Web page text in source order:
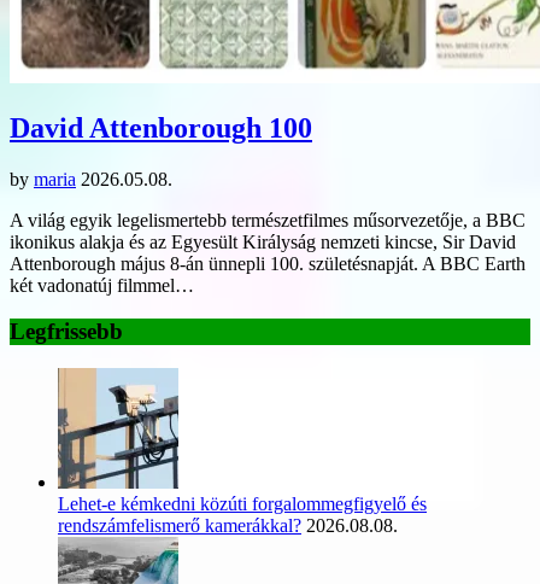
David Attenborough 100
by maria 2026.05.08.
A világ egyik legelismertebb természetfilmes műsorvezetője, a BBC
ikonikus alakja és az Egyesült Királyság nemzeti kincse, Sir David
Attenborough május 8-án ünnepli 100. születésnapját. A BBC Earth
két vadonatúj filmmel…
Legfrissebb
Lehet-e kémkedni közúti forgalommegfigyelő és
rendszámfelismerő kamerákkal? 2026.08.08.